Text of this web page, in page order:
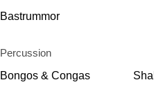
Bastrummor
Percussion
Bongos & Congas